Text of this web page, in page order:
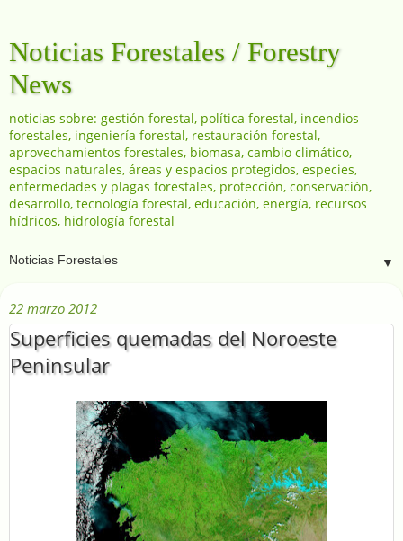
Noticias Forestales / Forestry
News
noticias sobre: gestión forestal, política forestal, incendios
forestales, ingeniería forestal, restauración forestal,
aprovechamientos forestales, biomasa, cambio climático,
espacios naturales, áreas y espacios protegidos, especies,
enfermedades y plagas forestales, protección, conservación,
desarrollo, tecnología forestal, educación, energía, recursos
hídricos, hidrología forestal
▼
22 marzo 2012
Superficies quemadas del Noroeste
Peninsular